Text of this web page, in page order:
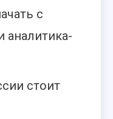
с
аналитика-
стоит